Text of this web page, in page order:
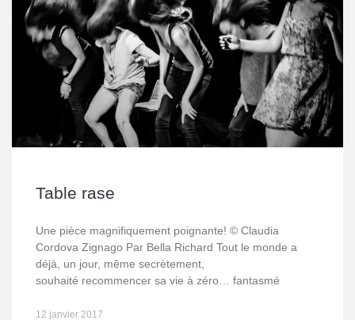
Table rase
Une pièce magnifiquement poignante! © Claudia
Cordova Zignago Par Bella Richard Tout le monde a
déjà, un jour, même secrètement,
souhaité recommencer sa vie à zéro… fantasmé
12 janvier 2017